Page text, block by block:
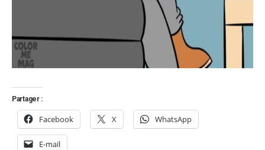
Partager :
Facebook X WhatsApp
E-mail